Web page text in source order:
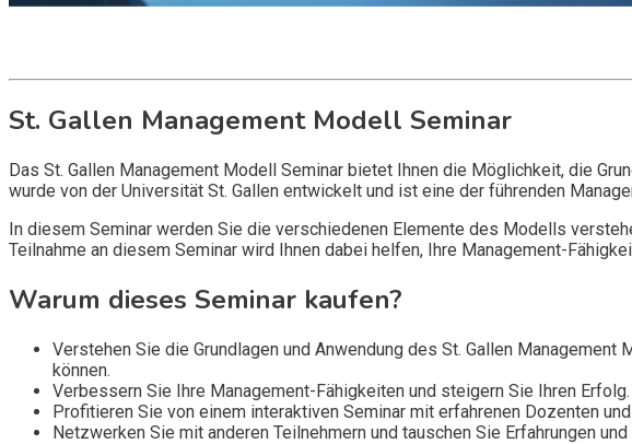
St. Gallen Management Modell Seminar
Das St. Gallen Management Modell Seminar bietet Ihnen die Möglichkeit, die
wurde von der Universität St. Gallen entwickelt und ist eine der führenden
In diesem Seminar werden Sie die verschiedenen Elemente des Modells
Teilnahme an diesem Seminar wird Ihnen dabei helfen, Ihre Management-
Warum dieses Seminar kaufen?
Verstehen Sie die Grundlagen und Anwendung des St. Gallen
können.
Verbessern Sie Ihre Management-Fähigkeiten und steigern Sie Ihren Erfolg.
Profitieren Sie von einem interaktiven Seminar mit erfahrenen Dozenten
Netzwerken Sie mit anderen Teilnehmern und tauschen Sie Erfahrungen